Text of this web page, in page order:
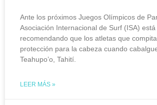
Ante los próximos Juegos Olímpicos de
Asociación Internacional de Surf (ISA) está
recomendando que los atletas que
protección para la cabeza cuando
Teahupo’o, Tahití.
LEER MÁS »